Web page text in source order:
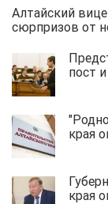
Алтайский
сюрпризов от
пост
края
края